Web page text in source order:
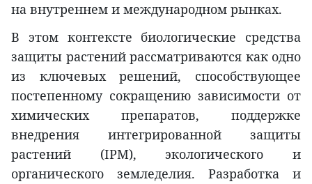
на внутреннем и международном рынках.
В этом контексте биологические средства
защиты растений рассматриваются как одно
из ключевых решений, способствующее
постепенному сокращению зависимости от
химических препаратов, поддержке
внедрения интегрированной защиты
растений (IPM), экологического и
органического земледелия. Разработка и